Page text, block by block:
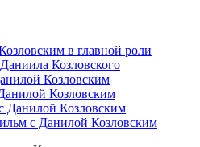
в главной роли
Козловского
Козловским
Козловским
Данилой Козловским
с Данилой Козловским